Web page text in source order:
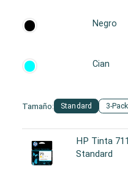
Tamaño: Standard 3-Pack
Negro
Cian
HP Tinta
Standard